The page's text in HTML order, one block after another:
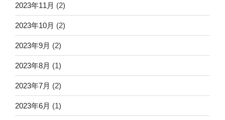
2023年11月 (2)
2023年10月 (2)
2023年9月 (2)
2023年8月 (1)
2023年7月 (2)
2023年6月 (1)